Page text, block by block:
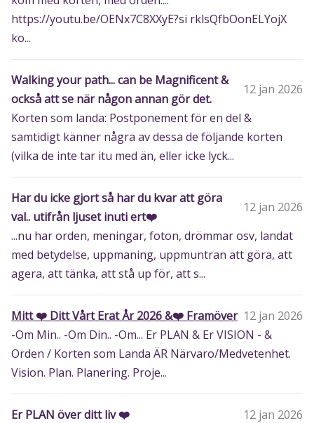
https://youtu.be/OENx7C8XXyE?si rklsQfbOonELYojX
ko...
Walking your path... can be Magnificent &
också att se när någon annan gör det.
12 jan 2026
Korten som landa: Postponement för en del &
samtidigt känner några av dessa de följande korten
(vilka de inte tar itu med än, eller icke lyck...
Har du icke gjort så har du kvar att göra
val.. utifrån ljuset inuti ert❤️
12 jan 2026
...nu har orden, meningar, foton, drömmar osv, landat
med betydelse, uppmaning, uppmuntran att göra, att
agera, att tänka, att stå up för, att s...
Mitt ❤️ Ditt Vårt Erat År 2026 &❤️ Framöver 12 jan 2026
-Om Min.. -Om Din.. -Om... Er PLAN & Er VISION - &
Orden / Korten som Landa ÄR Närvaro/Medvetenhet.
Vision. Plan. Planering. Proje...
Er PLAN över ditt liv ❤️
12 jan 2026